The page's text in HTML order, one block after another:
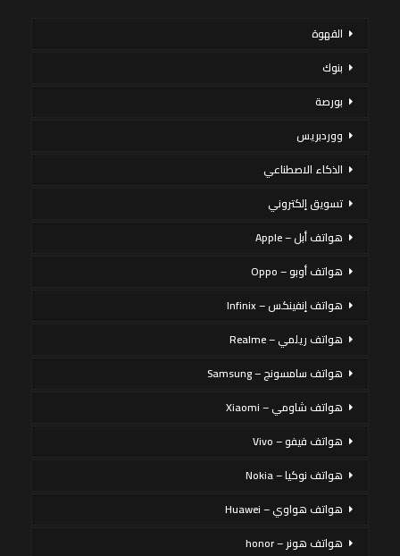
القهوة
بنوك
بورصة
ووردبريس
الذكاء الاصطناعي
تسويق إلكتروني
هواتف أبل – Apple
هواتف أوبو – Oppo
هواتف إنفينكس – Infinix
هواتف ريلمي – Realme
هواتف سامسونج – Samsung
هواتف شاومي – Xiaomi
هواتف فيفو – Vivo
هواتف نوكيا – Nokia
هواتف هواوي – Huawei
هواتف هونر – honor